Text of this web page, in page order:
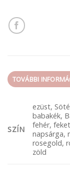
TOVÁBBI
SZÍN
ezüst,
babakék,
fehér,
napsárga,
rosegold,
zöld